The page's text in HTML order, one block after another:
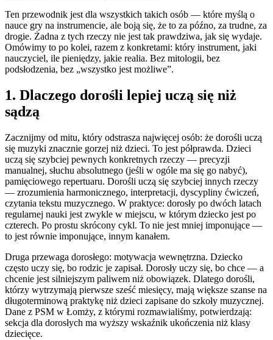
Ten przewodnik jest dla wszystkich takich osób — które myślą o
nauce gry na instrumencie, ale boją się, że to za późno, za trudne, za
drogie. Żadna z tych rzeczy nie jest tak prawdziwa, jak się wydaje.
Omówimy to po kolei, razem z konkretami: który instrument, jaki
nauczyciel, ile pieniędzy, jakie realia. Bez mitologii, bez
podsłodzenia, bez „wszystko jest możliwe”.
1. Dlaczego dorośli lepiej uczą się niż
sądzą
Zacznijmy od mitu, który odstrasza najwięcej osób: że dorośli uczą
się muzyki znacznie gorzej niż dzieci. To jest półprawda. Dzieci
uczą się szybciej pewnych konkretnych rzeczy — precyzji
manualnej, słuchu absolutnego (jeśli w ogóle ma się go nabyć),
pamięciowego repertuaru. Dorośli uczą się szybciej innych rzeczy
— zrozumienia harmonicznego, interpretacji, dyscypliny ćwiczeń,
czytania tekstu muzycznego. W praktyce: dorosły po dwóch latach
regularnej nauki jest zwykle w miejscu, w którym dziecko jest po
czterech. Po prostu skrócony cykl. To nie jest mniej imponujące —
to jest równie imponujące, innym kanałem.
Druga przewaga dorosłego: motywacja wewnętrzna. Dziecko
często uczy się, bo rodzic je zapisał. Dorosły uczy się, bo chce — a
chcenie jest silniejszym paliwem niż obowiązek. Dlatego dorośli,
którzy wytrzymają pierwsze sześć miesięcy, mają większe szanse na
długoterminową praktykę niż dzieci zapisane do szkoły muzycznej.
Dane z PSM w Łomży, z którymi rozmawialiśmy, potwierdzają:
sekcja dla dorosłych ma wyższy wskaźnik ukończenia niż klasy
dziecięce.